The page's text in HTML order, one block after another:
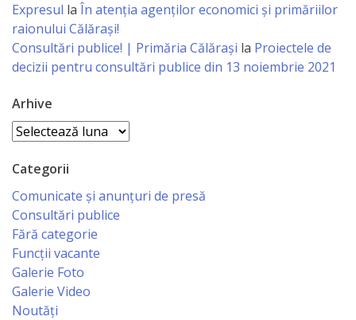
Regulament
Consiliul
Secretarul
Consilieri
Comisii
de
specialitate
Expresul la În atenția agenților economici și primăriilor
raionului Călărași!
Consultări publice! | Primăria Călărași la Proiectele de
decizii pentru consultări publice din 13 noiembrie 2021
Arhive
Arhive
Categorii
Comunicate și anunțuri de presă
Consultări publice
Fără categorie
Funcții vacante
Galerie Foto
Galerie Video
Noutăți